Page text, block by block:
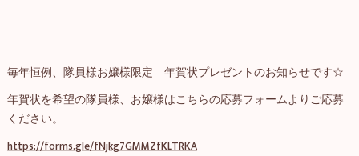
毎年恒例、隊員様お嬢様限定 年賀状プレゼントのお知らせです☆
年賀状を希望の隊員様、お嬢様はこちらの応募フォームよりご応募
ください。
https://forms.gle/fNjkg7GMMZfKLTRKA